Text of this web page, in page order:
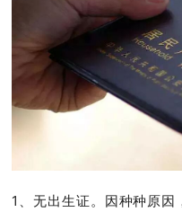
1、无出生证。因种种原